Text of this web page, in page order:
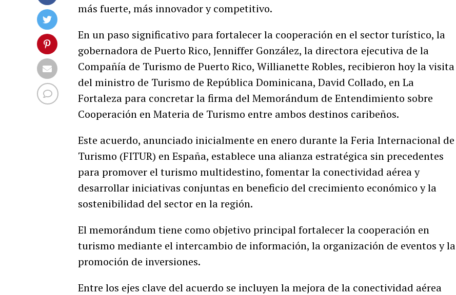
más fuerte, más innovador y competitivo.
En un paso significativo para fortalecer la cooperación en el sector turístico, la
gobernadora de Puerto Rico, Jenniffer González, la directora ejecutiva de la
Compañía de Turismo de Puerto Rico, Willianette Robles, recibieron hoy la visita
del ministro de Turismo de República Dominicana, David Collado, en La
Fortaleza para concretar la firma del Memorándum de Entendimiento sobre
Cooperación en Materia de Turismo entre ambos destinos caribeños.
Este acuerdo, anunciado inicialmente en enero durante la Feria Internacional de
Turismo (FITUR) en España, establece una alianza estratégica sin precedentes
para promover el turismo multidestino, fomentar la conectividad aérea y
desarrollar iniciativas conjuntas en beneficio del crecimiento económico y la
sostenibilidad del sector en la región.
El memorándum tiene como objetivo principal fortalecer la cooperación en
turismo mediante el intercambio de información, la organización de eventos y la
promoción de inversiones.
Entre los ejes clave del acuerdo se incluyen la mejora de la conectividad aérea